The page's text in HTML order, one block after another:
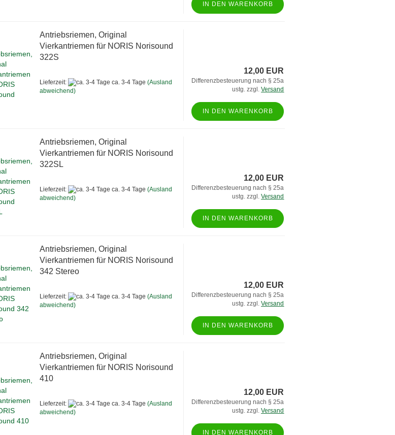
IN DEN WARENKORB
Antriebsriemen, Original
Vierkantriemen für NORIS Norisound
322S
Lieferzeit: ca. 3-4 Tage (Ausland
abweichend)
12,00 EUR
Differenzbesteuerung nach § 25a
ustg. zzgl.Versand
IN DEN WARENKORB
Antriebsriemen, Original
Vierkantriemen für NORIS Norisound
322SL
Lieferzeit: ca. 3-4 Tage (Ausland
abweichend)
12,00 EUR
Differenzbesteuerung nach § 25a
ustg. zzgl.Versand
IN DEN WARENKORB
Antriebsriemen, Original
Vierkantriemen für NORIS Norisound
342 Stereo
Lieferzeit: ca. 3-4 Tage (Ausland
abweichend)
12,00 EUR
Differenzbesteuerung nach § 25a
ustg. zzgl.Versand
IN DEN WARENKORB
Antriebsriemen, Original
Vierkantriemen für NORIS Norisound
410
Lieferzeit: ca. 3-4 Tage (Ausland
abweichend)
12,00 EUR
Differenzbesteuerung nach § 25a
ustg. zzgl.Versand
IN DEN WARENKORB